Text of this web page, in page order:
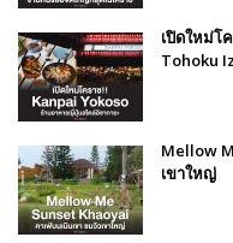
เปิดใหม่โ
Tohoku
Mellow
เขาใหญ่